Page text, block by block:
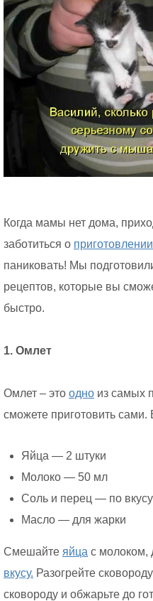
Когда мамы нет дома,
заботиться о приготовлении
паниковать! Мы
рецептов, которые вы
быстро.
1. Омлет
Омлет – это одно из самых
сможете приготовить сами.
Яйца — 2 штуки
Молоко — 50 мл
Соль и перец — по вкусу
Масло — для жарки
Смешайте яйца с молоком,
вкусу. Разогрейте
сковороду и обжарьте до